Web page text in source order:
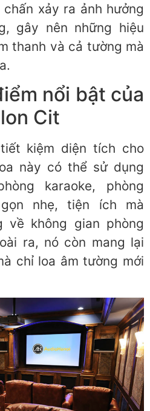
xảy ra ảnh hưởng
gây nên những hiệu
thanh và cả tường mà
nổi bật của
Cit
kiệm diện tích cho
này có thể sử dụng
karaoke, phòng
nhẹ, tiện ích mà
về không gian phòng
ra, nó còn mang lại
chỉ loa âm tường mới